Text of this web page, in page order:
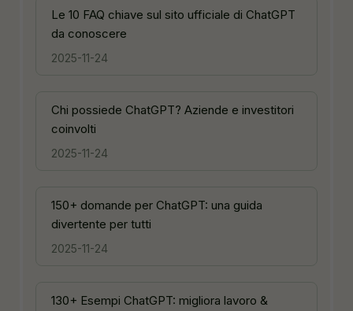
Le 10 FAQ chiave sul sito ufficiale di ChatGPT
da conoscere
2025-11-24
Chi possiede ChatGPT? Aziende e investitori
coinvolti
2025-11-24
150+ domande per ChatGPT: una guida
divertente per tutti
2025-11-24
130+ Esempi ChatGPT: migliora lavoro &